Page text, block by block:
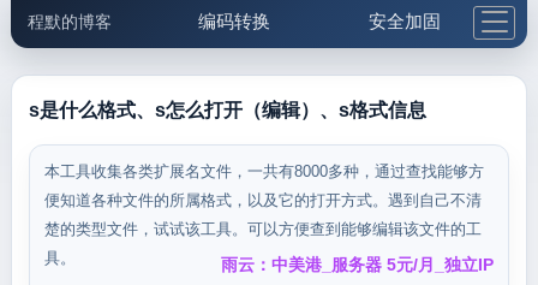
程默的博客 编码转换 安全加固
邮件工具 生活便民 更多工具
5.1支付宝大红包
s是什么格式、s怎么打开（编辑）、s格式信息
本工具收集各类扩展名文件，一共有8000多种，通过查找能够方
便知道各种文件的所属格式，以及它的打开方式。遇到自己不清
楚的类型文件，试试该工具。可以方便查到能够编辑该文件的工
具。
雨云：中美港_服务器 5元/月_独立IP